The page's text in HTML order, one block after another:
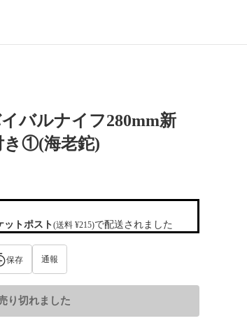
バルナイフ280mm新
き①(海老鉈)
ットポスト(送料 ¥215)で配送されました
保存 通報
り切れました